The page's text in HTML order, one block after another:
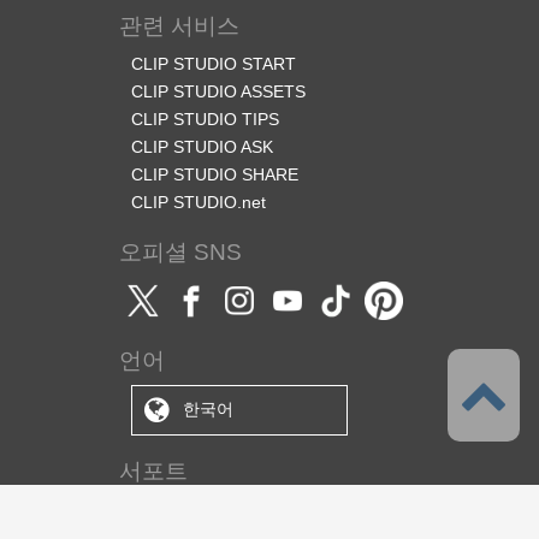
관련 서비스
CLIP STUDIO START
CLIP STUDIO ASSETS
CLIP STUDIO TIPS
CLIP STUDIO ASK
CLIP STUDIO SHARE
CLIP STUDIO.net
오피셜 SNS
언어
한국어
서포트